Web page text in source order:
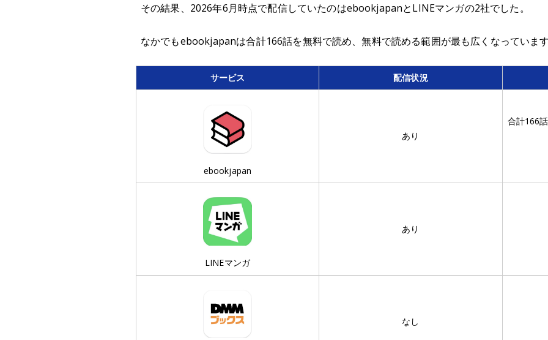
その結果、2026年6月時点で配信していたのはebookjapanとLINEマンガの2社でした。
なかでもebookjapanは合計166話を無料で読め、無料で読める範囲が最も広くなっていま
サービス 配信状況
ebookjapan
あり
合計166
LINEマンガ
あり
なし